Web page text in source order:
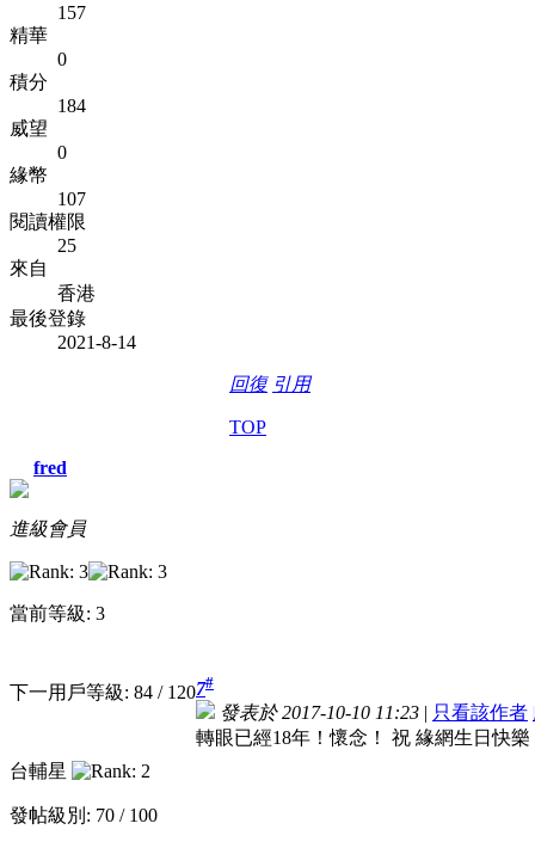
157
精華
0
積分
184
威望
0
緣幣
107
閱讀權限
25
來自
香港
最後登錄
2021-8-14
回復 引用
TOP
fred
進級會員
當前等級: 3
下一用戶等級: 84 / 120
台輔星
發帖級別: 70 / 100
7#
發表於 2017-10-10 11:23 | 只看該作者
轉眼已經18年！懷念！ 祝 緣網生日快樂